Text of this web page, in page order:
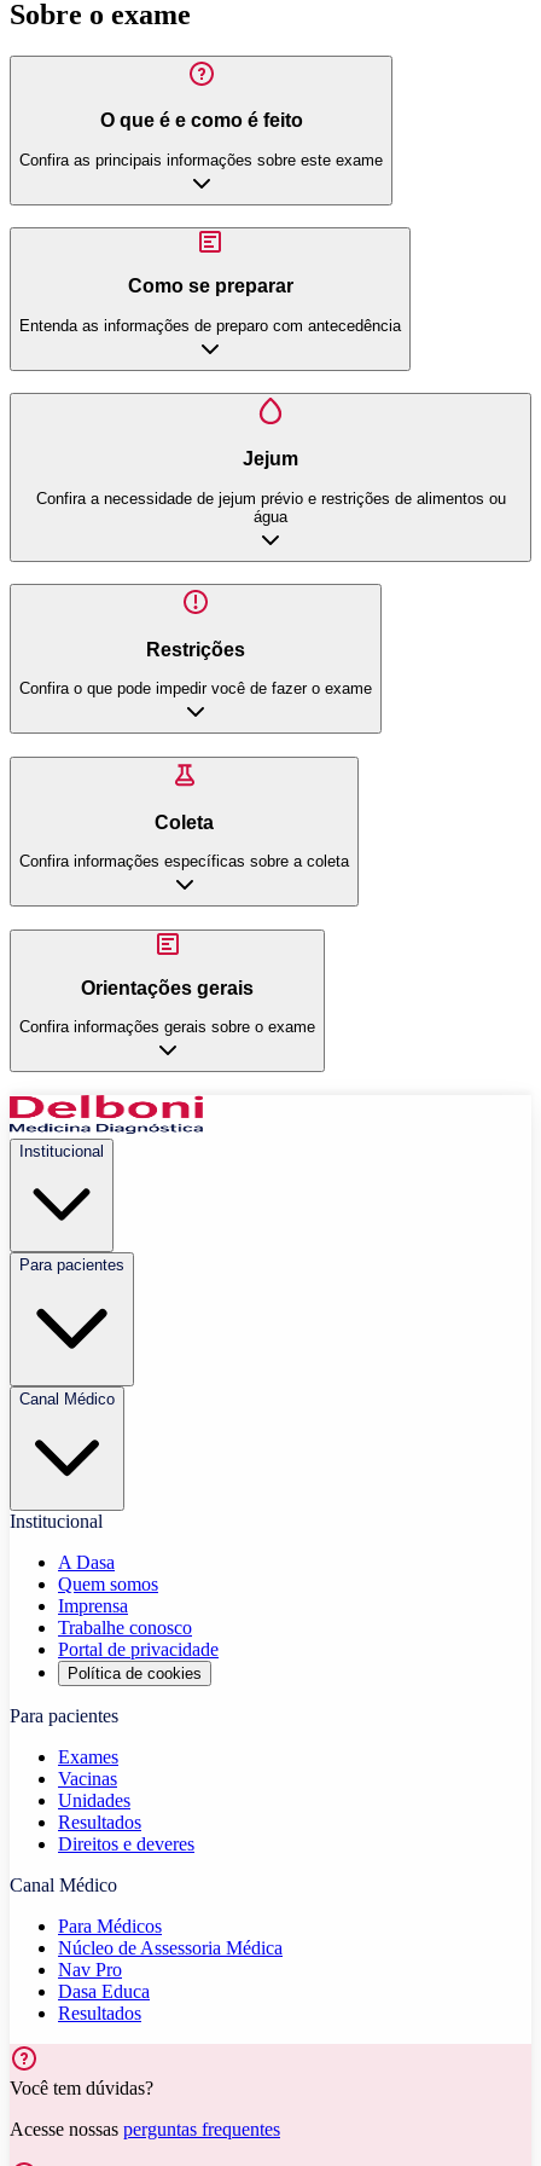
Sobre o exame
O que é e como é feito
Confira as principais informações sobre este exame
Como se preparar
Entenda as informações de preparo com antecedência
Jejum
Confira a necessidade de jejum prévio e restrições de alimentos ou
água
Restrições
Confira o que pode impedir você de fazer o exame
Coleta
Confira informações específicas sobre a coleta
Orientações gerais
Confira informações gerais sobre o exame
Institucional
Para pacientes
Canal Médico
Institucional
A Dasa
Quem somos
Imprensa
Trabalhe conosco
Portal de privacidade
Política de cookies
Para pacientes
Exames
Vacinas
Unidades
Resultados
Direitos e deveres
Canal Médico
Para Médicos
Núcleo de Assessoria Médica
Nav Pro
Dasa Educa
Resultados
Você tem dúvidas?
Acesse nossas perguntas frequentes